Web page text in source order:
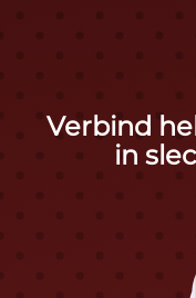
Verbind
in